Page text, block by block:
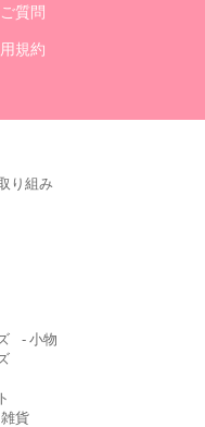
質問
規約
り組み
小物
雑貨